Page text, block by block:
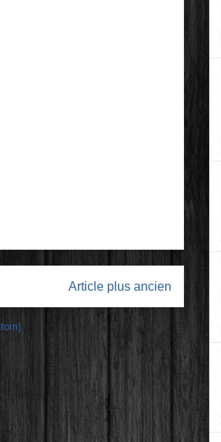
Article plus ancien